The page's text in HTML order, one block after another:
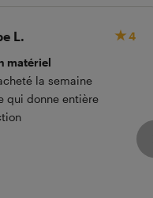
L.
4
matériel
la semaine
qui donne entière